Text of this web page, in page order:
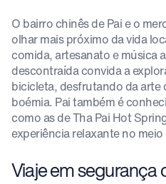
O bairro chinês de Pai e o
olhar mais próximo da vida
comida, artesanato e música
descontraída convida a
bicicleta, desfrutando da arte
boémia. Pai também é
como as de Tha Pai Hot
experiência relaxante no
Viaje em segurança